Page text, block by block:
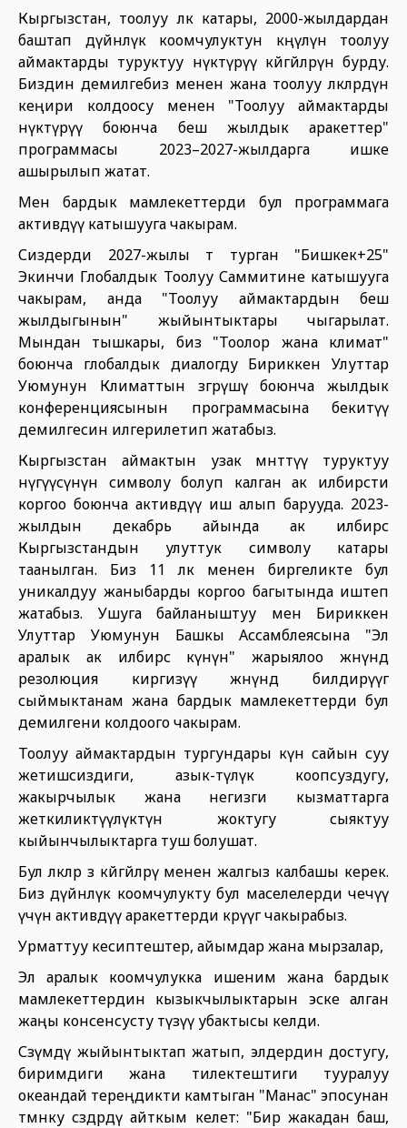
Кыргызстан, тоолуу өлкө катары, 2000-жылдардан
баштап дүйнөлүк коомчулуктун көңүлүн тоолуу
аймактарды туруктуу өнүктүрүү көйгөйлөрүнө бурду.
Биздин демилгебиз менен жана тоолуу өлкөлөрдүн
кеңири колдоосу менен "Тоолуу аймактарды
өнүктүрүү боюнча беш жылдык аракеттер"
программасы 2023–2027-жылдарга ишке
ашырылып жатат.
Мен бардык мамлекеттерди бул программага
активдүү катышууга чакырам.
Сиздерди 2027-жылы өтө турган "Бишкек+25"
Экинчи Глобалдык Тоолуу Саммитине катышууга
чакырам, анда "Тоолуу аймактардын беш
жылдыгынын" жыйынтыктары чыгарылат.
Мындан тышкары, биз "Тоолор жана климат"
боюнча глобалдык диалогду Бириккен Улуттар
Уюмунун Климаттын өзгөрүшү боюнча жылдык
конференциясынын программасына бекитүү
демилгесин илгерилетип жатабыз.
Кыргызстан аймактын узак мөөнөттүү туруктуу
өнүгүүсүнүн символу болуп калган ак илбирсти
коргоо боюнча активдүү иш алып барууда. 2023-
жылдын декабрь айында ак илбирс
Кыргызстандын улуттук символу катары
таанылган. Биз 11 өлкө менен биргеликте бул
уникалдуу жаныбарды коргоо багытында иштеп
жатабыз. Ушуга байланыштуу мен Бириккен
Улуттар Уюмунун Башкы Ассамблеясына "Эл
аралык ак илбирс күнүн" жарыялоо жөнүндө
резолюция киргизүү жөнүндө билдирүүгө
сыймыктанам жана бардык мамлекеттерди бул
демилгени колдоого чакырам.
Тоолуу аймактардын тургундары күн сайын суу
жетишсиздиги, азык-түлүк коопсуздугу,
жакырчылык жана негизги кызматтарга
жеткиликтүүлүктүн жоктугу сыяктуу
кыйынчылыктарга туш болушат.
Бул өлкөлөр өз көйгөйлөрү менен жалгыз калбашы керек.
Биз дүйнөлүк коомчулукту бул маселелерди чечүү
үчүн активдүү аракеттерди көрүүгө чакырабыз.
Урматтуу кесиптештер, айымдар жана мырзалар,
Эл аралык коомчулукка ишеним жана бардык
мамлекеттердин кызыкчылыктарын эске алган
жаңы консенсусту түзүү убактысы келди.
Сөзүмдү жыйынтыктап жатып, элдердин достугу,
биримдиги жана тилектештиги тууралуу
океандай тереңдикти камтыган "Манас" эпосунан
төмөнку сөздөрдү айткым келет: "Бир жакадан баш,